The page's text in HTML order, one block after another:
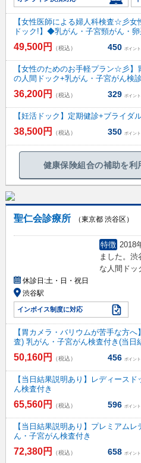
【女性医師による婦人科検査☆彡
ドック!】◆乳がん・子宮頸がん・
49,500円 （税込） 450 ポイント
【女性のためのお手軽プラン☆彡
の人間ドック+乳がん・子宮がん検
36,200円 （税込） 329 ポイント
【妊活ドック】定期健診+ブライダ
38,500円 （税込） 350 ポイント
健康保険組合の補助を利
聖仁会診療所
（東京都 渋谷区）
特徴 2018
ました。
な人間ドッ
休診日:土・日・祝日
渋谷駅
インボイス制度に対応
【胃カメラ・バリウムが苦手な方
査) 乳がん・子宮がん検査付き(当日
50,160円 （税込） 456 ポイント
【当日結果説明あり】レディース
ん検査付き
65,560円 （税込） 596 ポイント
【当日結果説明あり】プレミアム
ん・子宮がん検査付き
72,380円 （税込） 658 ポイント